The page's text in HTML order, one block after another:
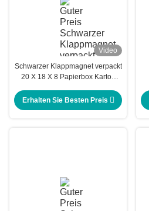
Video
Schwarzer Klappmagnet verpackt
20 X 18 X 8 Papierbox Karton
Erhalten Sie Besten Preis